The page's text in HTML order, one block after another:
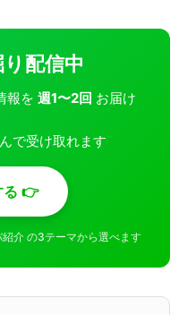
配信中
報を 週1〜2回 お届け
で受け取れます
る 👉
介 の3テーマから選べます